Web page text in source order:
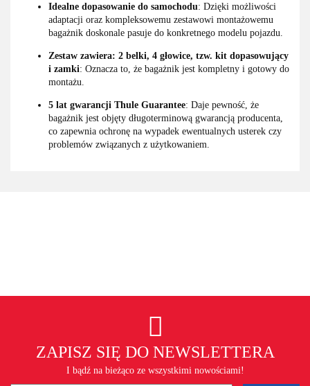
Idealne dopasowanie do samochodu: Dzięki możliwości
adaptacji oraz kompleksowemu zestawowi montażowemu
bagażnik doskonale pasuje do konkretnego modelu pojazdu.
Zestaw zawiera: 2 belki, 4 głowice, tzw. kit dopasowujący
i zamki: Oznacza to, że bagażnik jest kompletny i gotowy do
montażu.
5 lat gwarancji Thule Guarantee: Daje pewność, że
bagażnik jest objęty długoterminową gwarancją producenta,
co zapewnia ochronę na wypadek ewentualnych usterek czy
problemów związanych z użytkowaniem.
ZAPISZ SIĘ DO NEWSLETTERA
I bądź na bieżąco ze wszystkimi nowościami!